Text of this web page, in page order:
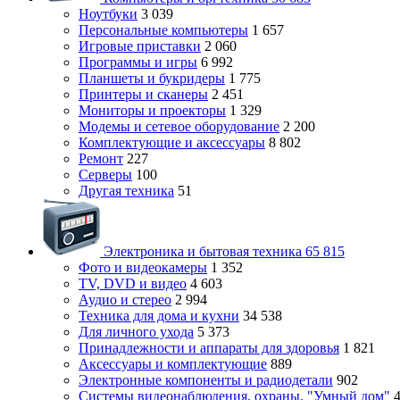
Ноутбуки 3 039
Персональные компьютеры 1 657
Игровые приставки 2 060
Программы и игры 6 992
Планшеты и букридеры 1 775
Принтеры и сканеры 2 451
Мониторы и проекторы 1 329
Модемы и сетевое оборудование 2 200
Комплектующие и аксессуары 8 802
Ремонт 227
Серверы 100
Другая техника 51
Электроника и бытовая техника 65 815
Фото и видеокамеры 1 352
TV, DVD и видео 4 603
Аудио и стерео 2 994
Техника для дома и кухни 34 538
Для личного ухода 5 373
Принадлежности и аппараты для здоровья 1 821
Аксессуары и комплектующие 889
Электронные компоненты и радиодетали 902
Системы видеонаблюдения, охраны, "Умный дом"